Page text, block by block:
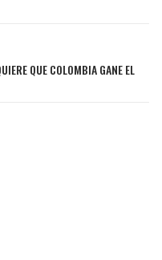
QUE COLOMBIA GANE EL